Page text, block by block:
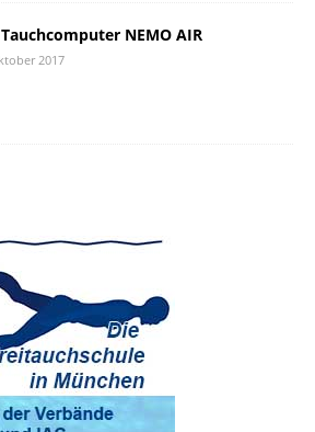
NEMO AIR
2017